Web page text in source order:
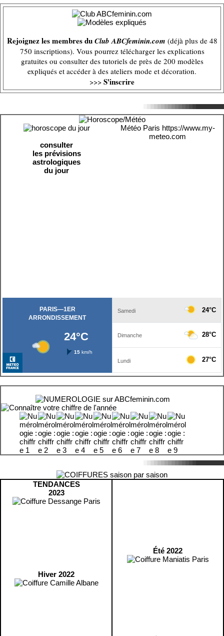
Rejoignez les membres duClub ABCfeminin.com (déjà plus de 48
750 inscriptions). Vous pourrez télécharger les explications
gratuites ou consulter des tutoriels de près de 200 modèles
expliqués et accéder à des ateliers mode et décoration.
>>> S'inscrire
consulter
les prévisions
astrologiques
du jour
Météo Paris https://www.my-
meteo.com
TENDANCES
2023
Hiver 2022
Été 2022